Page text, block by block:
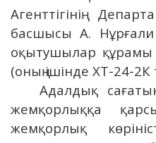
Агенттігінің
басшысы А.
оқытушылар
(оның ішінде ХТ-24-2К
Адалдық
жемқорлыққа
жемқорлық